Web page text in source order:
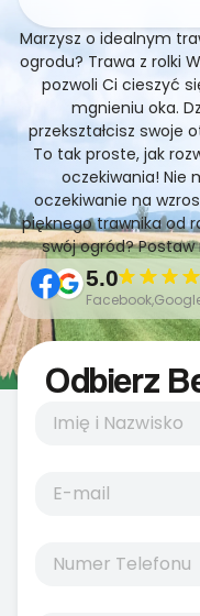
Marzysz o idealnym
ogrodu? Trawa z rolki
pozwoli Ci cieszyć
mgnieniu oka.
przekształcisz swoje
To tak proste, jak
oczekiwania! Nie
oczekiwanie na
pięknego trawnika od
swój ogród? Postaw
5.0
Odbierz